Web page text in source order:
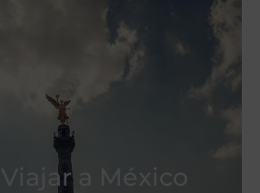
a México